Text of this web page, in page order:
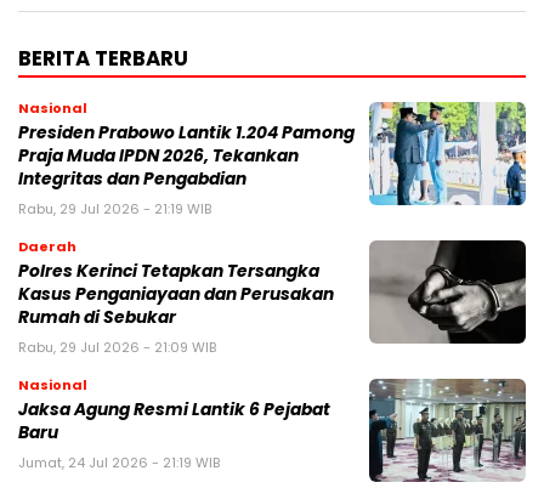
BERITA TERBARU
Nasional
Presiden Prabowo Lantik 1.204 Pamong
Praja Muda IPDN 2026, Tekankan
Integritas dan Pengabdian
Rabu, 29 Jul 2026 - 21:19 WIB
Daerah
Polres Kerinci Tetapkan Tersangka
Kasus Penganiayaan dan Perusakan
Rumah di Sebukar
Rabu, 29 Jul 2026 - 21:09 WIB
Nasional
Jaksa Agung Resmi Lantik 6 Pejabat
Baru
Jumat, 24 Jul 2026 - 21:19 WIB